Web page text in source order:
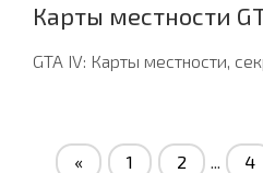
Карты местности
GTA IV: Карты местности,
« 1 2 ... 4